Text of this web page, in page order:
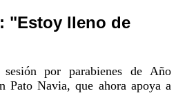
"Estoy lleno de
por parabienes de Año
Pato Navia, que ahora apoya a